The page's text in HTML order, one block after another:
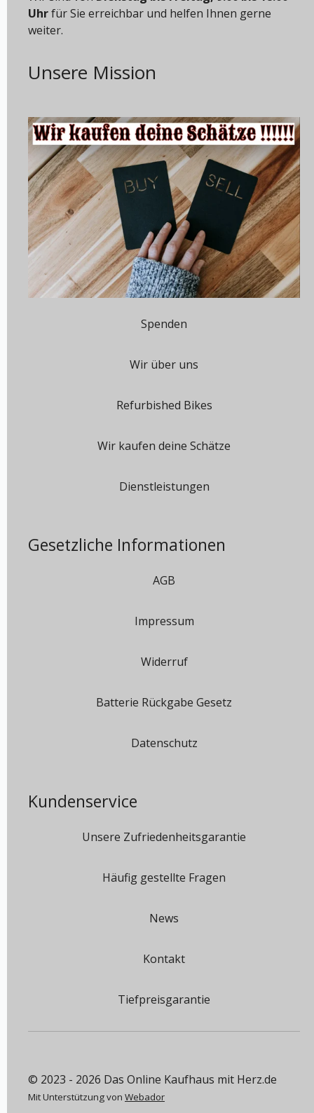
Uhrfür Sie erreichbar und helfen Ihnen gerne
weiter.
Unsere Mission
Spenden
Wir über uns
Refurbished Bikes
Wir kaufen deine Schätze
Dienstleistungen
Gesetzliche Informationen
AGB
Impressum
Widerruf
Batterie Rückgabe Gesetz
Datenschutz
Kundenservice
Unsere Zufriedenheitsgarantie
Häufig gestellte Fragen
News
Kontakt
Tiefpreisgarantie
© 2023 - 2026 Das Online Kaufhaus mit Herz.de
Mit Unterstützung von Webador